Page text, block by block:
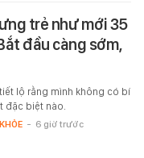
trẻ như mới 35
đầu càng sớm,
lộ rằng mình không có bí
đặc biệt nào.
- 6 giờ trước